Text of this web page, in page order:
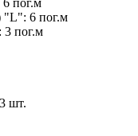
"L": 6 пог.м
3 пог.м
3 шт.